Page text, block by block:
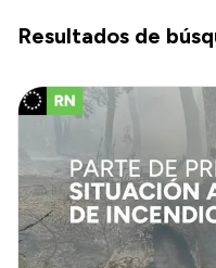
Autoridades
Referentes de prensa
Archivo de noticias
Transparencia
Presupuesto
Resultados de